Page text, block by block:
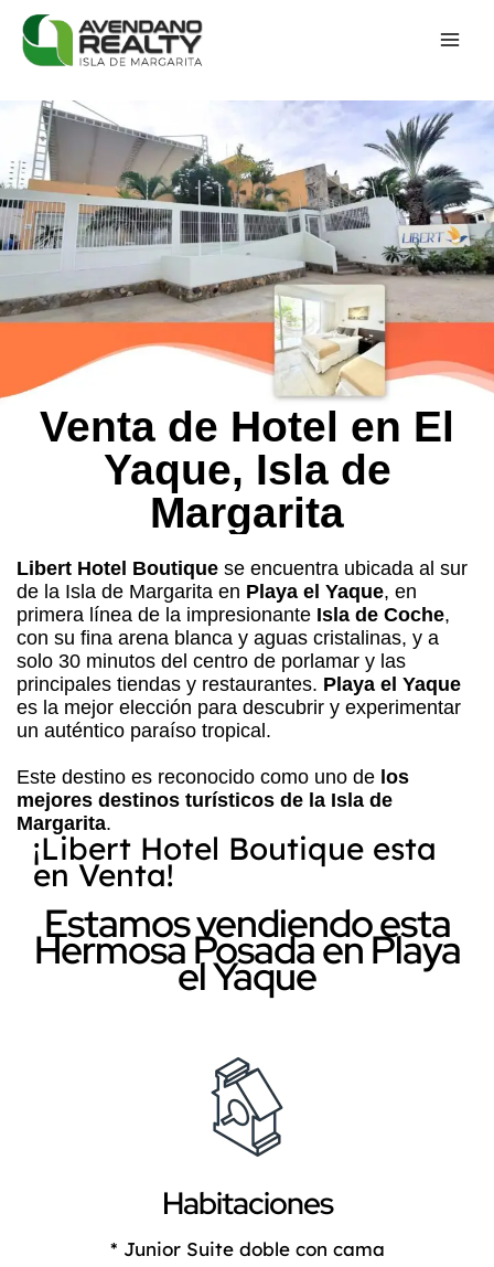
Venta de Hotel en El
Yaque, Isla de
Margarita
Libert Hotel Boutique se encuentra ubicada al sur
de la Isla de Margarita en Playa el Yaque, en
primera línea de la impresionante Isla de Coche,
con su fina arena blanca y aguas cristalinas, y a
solo 30 minutos del centro de porlamar y las
principales tiendas y restaurantes. Playa el Yaque
es la mejor elección para descubrir y experimentar
un auténtico paraíso tropical.
Este destino es reconocido como uno de los
mejores destinos turísticos de la Isla de
Margarita.
¡Libert Hotel Boutique esta
en Venta!
Estamos vendiendo esta
Hermosa Posada en Playa
el Yaque
Habitaciones
* Junior Suite doble con cama